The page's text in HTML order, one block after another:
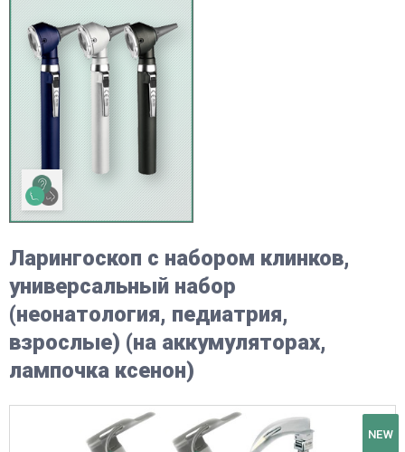
Ларингоскоп с набором клинков,
универсальный набор
(неонатология, педиатрия,
взрослые) (на аккумуляторах,
лампочка ксенон)
NEW